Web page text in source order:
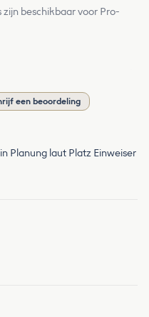
beschikbaar voor Pro-
een beoordeling
Planung laut Platz Einweiser